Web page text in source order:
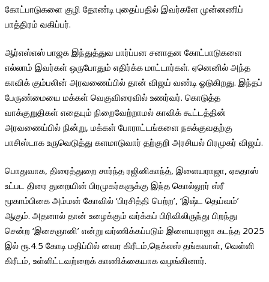
கோட்பாடுகளை குழி தோண்டி புதைப்பதில் இவர்களே முன்னணிப்
பாத்திரம் வகிப்பர்.
ஆர்எஸ்எஸ் பாஜக இந்துத்துவ பார்ப்பன சனாதன கோட்பாடுகளை
எல்லாம் இவர்கள் ஒருபோதும் எதிர்க்க மாட்டார்கள். ஏனெனில் அந்த
காவிக் கும்பலின் அரவணைப்பில் தான் விஜய் வண்டி ஓடுகிறது. இந்தப்
பேருண்மையை மக்கள் வெகுவிரைவில் உணர்வர். கொடுத்த
வாக்குறுதிகள் எதையும் நிறைவேற்றாமல் காவிக் கூட்டத்தின்
அரவணைப்பில் நின்று, மக்கள் போராட்டங்களை நசுக்குவதற்கு
பாசிஸ்டாக உருவெடுத்து களமாடுவார் தற்குறி அரசியல் பிரமுகர் விஜய்.
பொதுவாக, திரைத்துறை சார்ந்த ரஜினிகாந்த், இளையராஜா, ஏசுதாஸ்
உட்பட திரை துறையின் பிரமுகர்களுக்கு இந்த கொல்லூர் ஸ்ரீ
மூகாம்பிகை அம்மன் கோவில் ‘பிரசித்தி பெற்ற’, ‘இஷ்ட தெய்வம்’
ஆகும். அதனால் தான் உழைக்கும் வர்க்கப் பிரிவிலிருந்து பிறந்து
சென்ற ‘இசைஞானி’ என்று வர்ணிக்கப்படும் இளையராஜா கடந்த 2025
இல் ரூ.4.5 கோடி மதிப்பில் வைர கிரீடம்,நெக்லஸ் தங்கவாள், வெள்ளி
கிரீடம், உள்ளிட்டவற்றைக் காணிக்கையாக வழங்கினார்.